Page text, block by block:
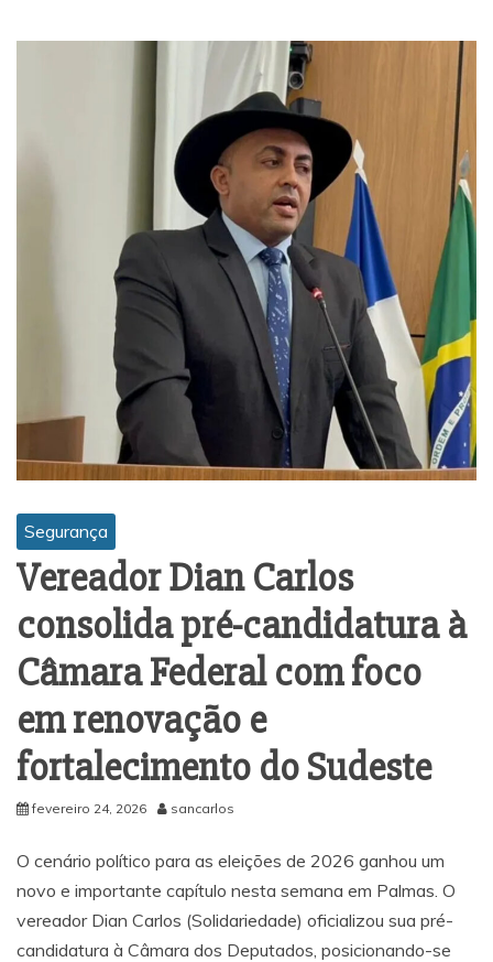
Segurança
Vereador Dian Carlos
consolida pré-candidatura à
Câmara Federal com foco
em renovação e
fortalecimento do Sudeste
fevereiro 24, 2026 sancarlos
O cenário político para as eleições de 2026 ganhou um
novo e importante capítulo nesta semana em Palmas. O
vereador Dian Carlos (Solidariedade) oficializou sua pré-
candidatura à Câmara dos Deputados, posicionando-se